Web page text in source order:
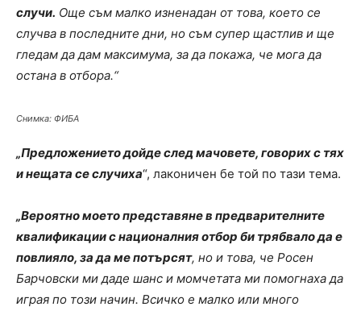
случи. Още съм малко изненадан от това, което се
случва в последните дни, но съм супер щастлив и ще
гледам да дам максимума, за да покажа, че мога да
остана в отбора.“
Снимка: ФИБА
„Предложението дойде след мачовете, говорих с тях
и нещата се случиха“, лаконичен бе той по тази тема.
„Вероятно моето представяне в предварителните
квалификации с националния отбор би трябвало да е
повлияло, за да ме потърсят, но и това, че Росен
Барчовски ми даде шанс и момчетата ми помогнаха да
играя по този начин. Всичко е малко или много